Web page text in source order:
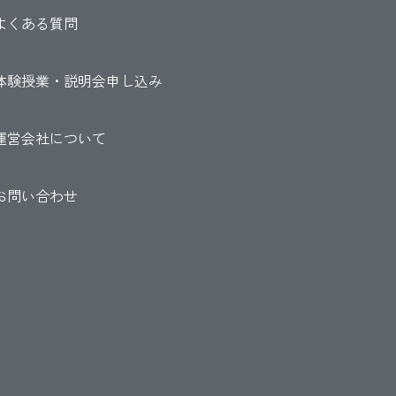
くある質問
験授業・説明会申し込み
営会社について
問い合わせ